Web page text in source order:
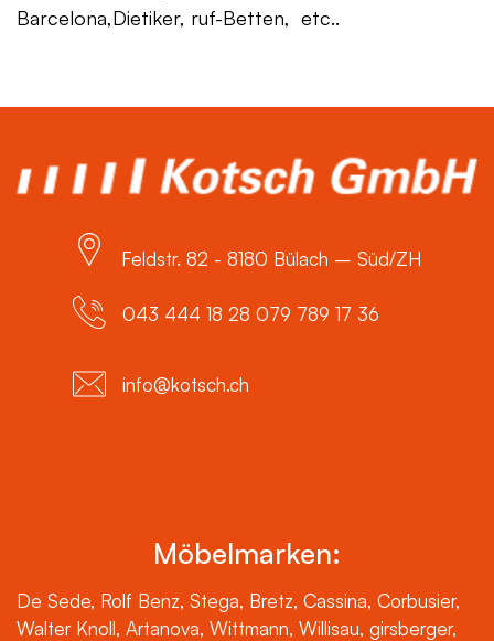
Barcelona,Dietiker, ruf-Betten, etc..
Feldstr. 82 - 8180 Bülach – Süd/ZH
043 444 18 28 079 789 17 36
info@kotsch.ch
Möbelmarken:
De Sede, Rolf Benz, Stega, Bretz, Cassina, Corbusier,
Walter Knoll, Artanova, Wittmann, Willisau, girsberger,